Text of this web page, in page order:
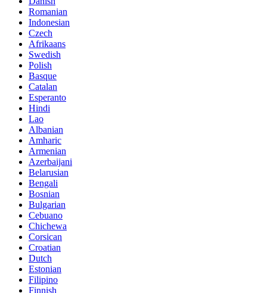
Romanian
Indonesian
Czech
Afrikaans
Swedish
Polish
Basque
Catalan
Esperanto
Hindi
Lao
Albanian
Amharic
Armenian
Azerbaijani
Belarusian
Bengali
Bosnian
Bulgarian
Cebuano
Chichewa
Corsican
Croatian
Dutch
Estonian
Filipino
Finnish